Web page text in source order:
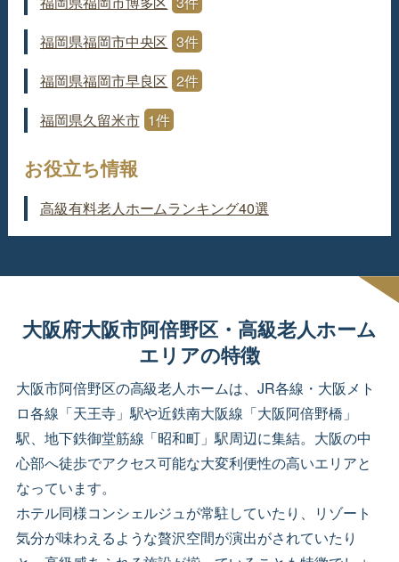
福岡県福岡市中央区 3件
福岡県福岡市早良区 2件
福岡県久留米市 1件
お役立ち情報
高級有料老人ホームランキング40選
大阪府大阪市阿倍野区・高級老人ホーム
エリアの特徴
大阪市阿倍野区の高級老人ホームは、JR各線・大阪メト
ロ各線「天王寺」駅や近鉄南大阪線「大阪阿倍野橋」
駅、地下鉄御堂筋線「昭和町」駅周辺に集結。大阪の中
心部へ徒歩でアクセス可能な大変利便性の高いエリアと
なっています。
ホテル同様コンシェルジュが常駐していたり、リゾート
気分が味わえるような贅沢空間が演出がされていたり